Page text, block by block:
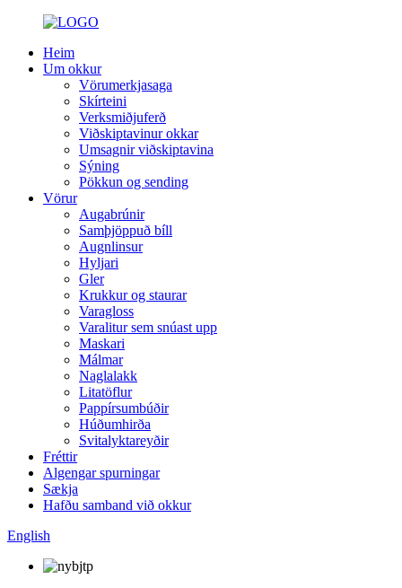
Heim
Um okkur
Vörumerkjasaga
Skírteini
Verksmiðjuferð
Viðskiptavinur okkar
Umsagnir viðskiptavina
Sýning
Pökkun og sending
Vörur
Augabrúnir
Samþjöppuð bíll
Augnlinsur
Hyljari
Gler
Krukkur og staurar
Varagloss
Varalitur sem snúast upp
Maskari
Málmar
Naglalakk
Litatöflur
Pappírsumbúðir
Húðumhirða
Svitalyktareyðir
Fréttir
Algengar spurningar
Sækja
Hafðu samband við okkur
English